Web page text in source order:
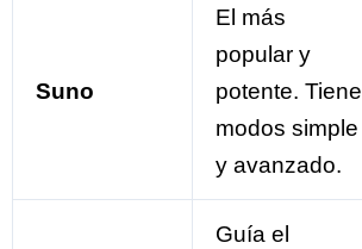
Suno
El más
popular y
potente. Tiene
modos simple
y avanzado.
Guía el